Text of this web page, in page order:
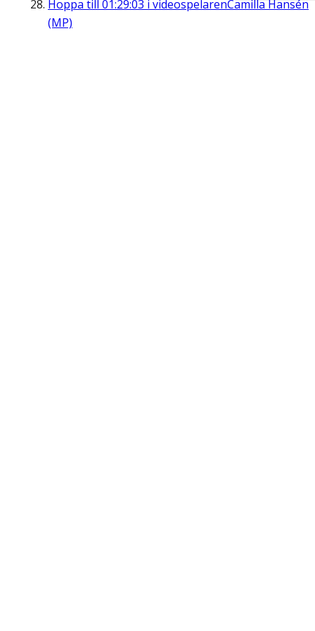
Hoppa till 01:29:03 i videospelarenCamilla Hansén
(MP)